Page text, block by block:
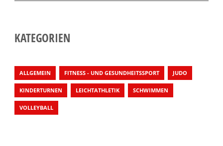
KATEGORIEN
ALLGEMEIN FITNESS - UND GESUNDHEITSSPORT JUDO
KINDERTURNEN LEICHTATHLETIK SCHWIMMEN
VOLLEYBALL